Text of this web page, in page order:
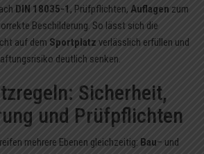
DIN 18035-1 , Prüfpflichten, Auflagen zum
Beschilderung. So lässt sich die
auf dem Sportplatz verlässlich erfüllen und
deutlich senken.
Sicherheit,
und Prüfpflichten
mehrere Ebenen gleichzeitig: Bau– und